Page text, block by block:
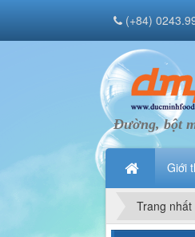
Đường, bột
Giới
(+84)
Trang nhất